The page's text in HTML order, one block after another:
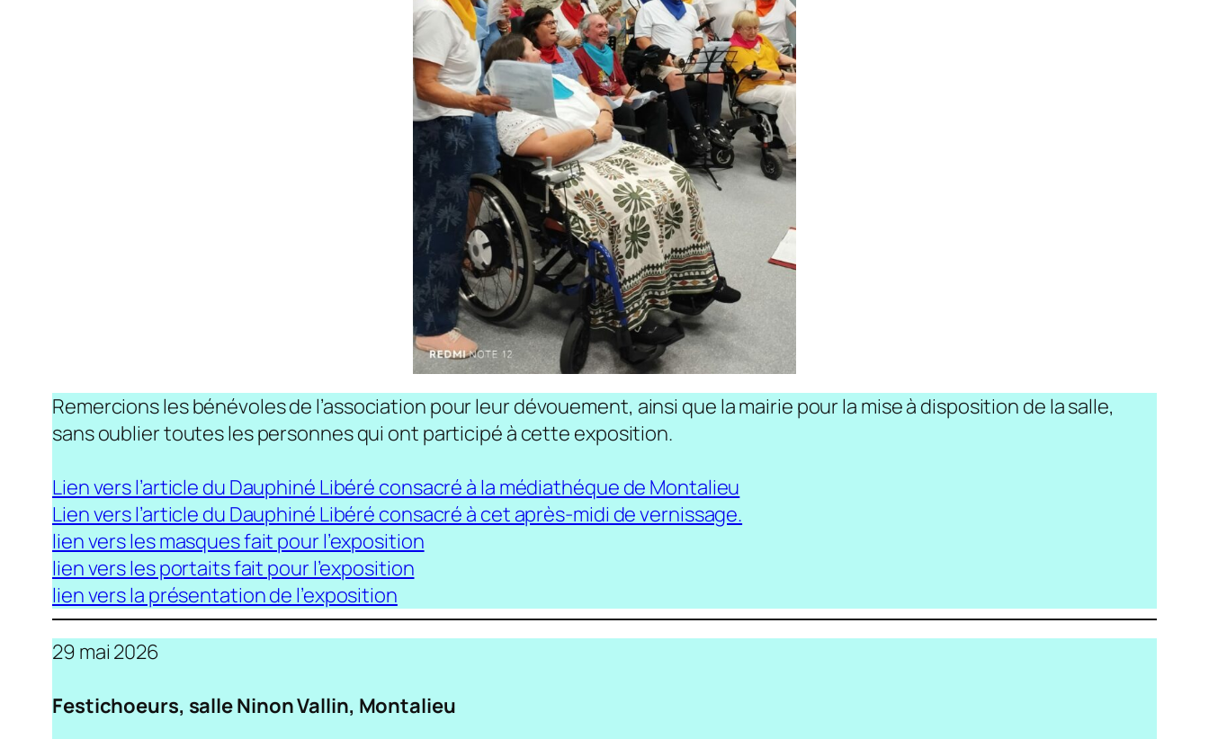
Remercions les bénévoles de l’association pour leur dévouement, ainsi que la mairie pour la mise à disposition de la salle,
sans oublier toutes les personnes qui ont participé à cette exposition.
Lien vers l’article du Dauphiné Libéré consacré à la médiathéque de Montalieu
Lien vers l’article du Dauphiné Libéré consacré à cet après-midi de vernissage.
lien vers les masques fait pour l’exposition
lien vers les portaits fait pour l’exposition
lien vers la présentation de l’exposition
29 mai 2026
Festichoeurs, salle Ninon Vallin, Montalieu